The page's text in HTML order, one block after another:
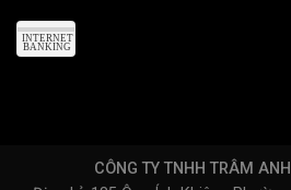
CÔNG TY TNHH TRÂM